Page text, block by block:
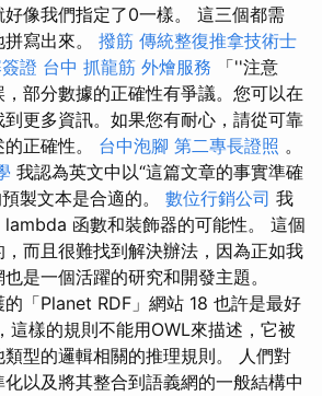
像我們指定了0一樣。 這三個都需
寫出來。 撥筋 傳統整復推拿技術士
證 台中 抓龍筋 外燴服務 「''注意
部分數據的正確性有爭議。您可以在
更多資訊。如果您有耐心，請從可靠
正確性。 台中泡腳 第二專長證照 。
我認為英文中以“這篇文章的事實準確
製文本是合適的。 數位行銷公司 我
函數和裝飾器的可能性。 這個
而且很難找到解決辦法，因為正如我
是一個活躍的研究和開發主題。
「Planet RDF」網站 18 也許是最好
這樣的規則不能用OWL來描述，它被
型的邏輯相關的推理規則。 人們對
以及將其整合到語義網的一般結構中